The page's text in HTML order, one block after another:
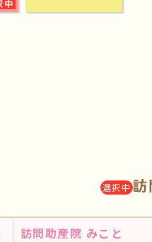
選択中 訪
訪問助産院 みこと